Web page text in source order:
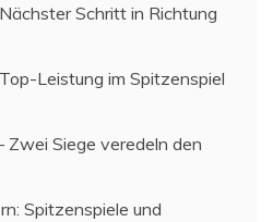
Schritt in Richtung
Leistung im Spitzenspiel
Zwei Siege veredeln den
Spitzenspiele und